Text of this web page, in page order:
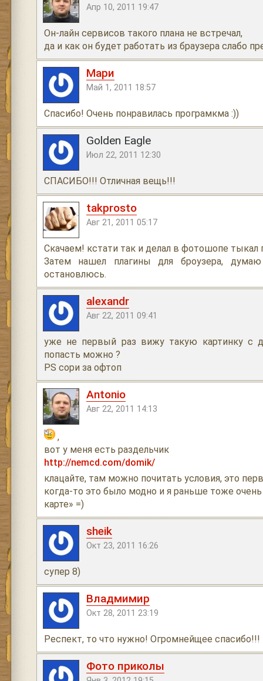
Апр 10, 2011 19:47
Он-лайн сервисов такого плана не встречал,
да и как он будет работать из браузера слабо
Мари
Май 1, 2011 18:57
Спасибо! Очень понравилась програмкма :))
Golden Eagle
Июл 22, 2011 12:30
СПАСИБО!!! Отличная вещь!!!
takprosto
Авг 21, 2011 05:17
Скачаем! кстати так и делал в фотошопе тыкал
Затем нашел плагины для броузера,
остановлюсь.
alexandr
Авг 22, 2011 09:41
уже не первый раз вижу такую картинку с
попасть можно ?
PS сори за офтоп
Antonio
Авг 22, 2011 14:13
,
вот у меня есть раздельчик
http://nemcd.com/domik/
клацайте, там можно почитать условия, это
когда-то это было модно и я раньше тоже
карте» =)
sheik
Окт 23, 2011 16:26
супер 8)
Владмимир
Окт 28, 2011 23:19
Респект, то что нужно! Огромнейщее спасибо!!!
Фото приколы